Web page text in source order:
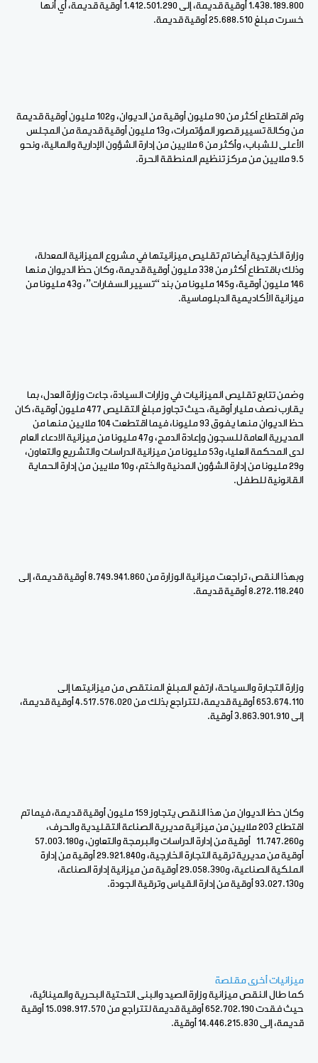
1.438.189.800 أوقية قديمة، إلى 1.412.501.290 أوقية قديمة، أي أنها
خسرت مبلغ 25.688.510 أوقية قديمة.
وتم اقتطاع أكثر من 90 مليون أوقية من الديوان، و102 مليون أوقية قديمة
من وكالة تسيير قصور المؤتمرات، و13 مليون أوقية قديمة من المجلس
الأعلى للشباب، وأكثر من 6 ملايين من إدارة الشؤون الإدارية والمالية، ونحو
9.5 ملايين من مركز تنظيم المنطقة الحرة.
وزارة الخارجية أيضا تم تقليص ميزانيتها في مشروع الميزانية المعدلة،
وذلك باقتطاع أكثر من 338 مليون أوقية قديمة، وكان حظ الديوان منها
146 مليون أوقية، و145 مليونا من بند “تسيير السفارات”، و43 مليونا من
ميزانية الأكاديمية الدبلوماسية.
وضمن تتابع تقليص الميزانيات في وزارات السيادة، جاءت وزارة العدل، بما
يقارب نصف مليار أوقية، حيث تجاوز مبلغ التقليص 477 مليون أوقية، كان
حظ الديوان منها يفوق 93 مليونا، فيما اقتطعت 104 ملايين منها من
المديرية العامة للسجون وإعادة الدمج، و47 مليونا من ميزانية الادعاء العام
لدى المحكمة العليا، و53 مليونا من ميزانية الدراسات والتشريع والتعاون،
و29 مليونا من إدارة الشؤون المدنية والختم، و10 ملايين من إدارة الحماية
القانونية للطفل.
وبهذا النقص، تراجعت ميزانية الوزارة من 8.749.941.860 أوقية قديمة، إلى
8.272.118.240 أوقية قديمة.
وزارة التجارة والسياحة، ارتفع المبلغ المنتقص من ميزانيتها إلى
653.674.110 أوقية قديمة، لتتراجع بذلك من 4.517.576.020 أوقية قديمة،
إلى 3.863.901.910 أوقية.
وكان حظ الديوان من هذا النقص يتجاوز 159 مليون أوقية قديمة، فيما تم
اقتطاع 203 ملايين من ميزانية مديرية الصناعة التقليدية والحرف،
و11.747.260 أوقية من إدارة الدراسات والبرمجة والتعاون، و57.003.180
أوقية من مديرية ترقية التجارة الخارجية، و29.921.840 أوقية من إدارة
الملكية الصناعية، و29.058.390 أوقية من ميزانية إدارة الصناعة،
و93.027.130 أوقية من إدارة القياس وترقية الجودة.
ميزانيات أخرى مقلصة
كما طال النقص ميزانية وزارة الصيد والبنى التحتية البحرية والمينائية،
حيث فقدت 652.702.190 أوقية قديمة لتتراجع من 15.098.917.570 أوقية
قديمة، إلى 14.446.215.830 أوقية.